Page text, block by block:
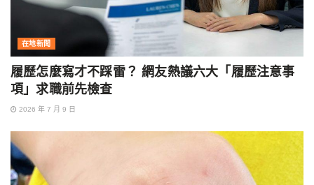
在地新聞
履歷怎麼寫才不踩雷？ 網友熱議六大「履歷注意事
項」求職前先檢查
2026 年 7 月 9 日